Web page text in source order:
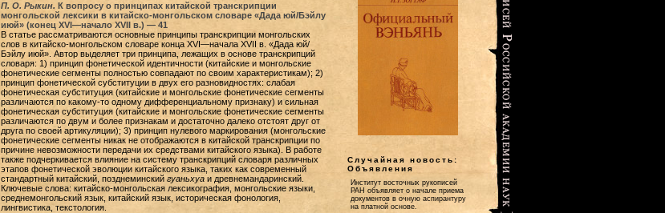
П. О. Рыкин. К вопросу о принципах китайской транскрипции
монгольской лексики в китайско-монгольском словаре «Дада юй/Бэйлу
июй» (конец XVI—начало XVII в.) — 41
В статье рассматриваются основные принципы транскрипции монгольских
слов в китайско-монгольском словаре конца XVI—начала XVII в. «Дада юй/
Бэйлу июй». Автор выделяет три принципа, лежащих в основе транскрипций
словаря: 1) принцип фонетической идентичности (китайские и монгольские
фонетические сегменты полностью совпадают по своим характеристикам); 2)
принцип фонетической субституции в двух его разновидностях: слабая
фонетическая субституция (китайские и монгольские фонетические сегменты
различаются по какому-то одному дифференциальному признаку) и сильная
фонетическая субституция (китайские и монгольские фонетические сегменты
различаются по двум и более признакам и достаточно далеко отстоят друг от
друга по своей артикуляции); 3) принцип нулевого маркирования (монгольские
фонетические сегменты никак не отображаются в китайской транскрипции по
причине невозможности передачи их средствами китайского языка). В работе
также подчеркивается влияние на систему транскрипций словаря различных
этапов фонетической эволюции китайского языка, таких как современный
стандартный китайский, позднеминский гуаньхуаи древнемандаринский.
Ключевые слова: китайско-монгольская лексикография, монгольские языки,
среднемонгольский язык, китайский язык, историческая фонология,
лингвистика, текстология.
Случайная новость:
Объявления
Институт восточных рукописей
РАН объявляет о начале приема
документов в очную аспирантуру
на платной основе.